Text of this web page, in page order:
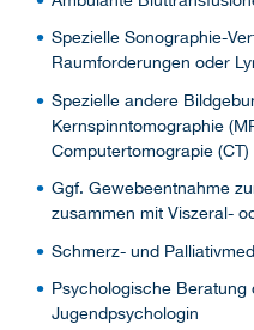
Spezielle Sonographie-
Raumforderungen oder
Spezielle andere
Kernspinntomographie
Computertomograpie (CT)
Ggf. Gewebeentnahme
zusammen mit Viszeral-
Schmerz- und
Psychologische
Jugendpsychologin